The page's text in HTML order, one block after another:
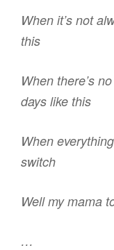
When it’s not
this
When there’s
days like this
When
switch
Well my mama
…